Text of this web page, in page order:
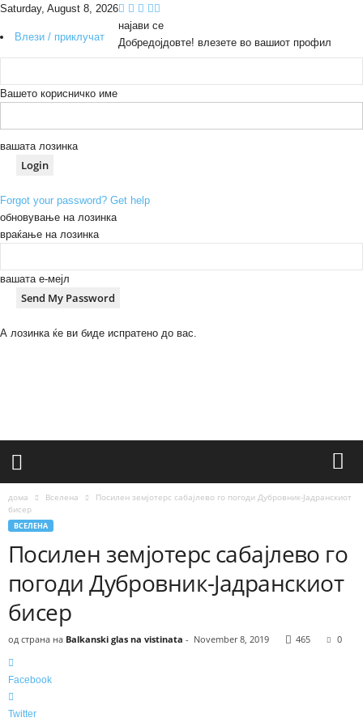
Saturday, August 8, 2026
Влези / приклучат
најави се
Добредојдовте! влезете во вашиот профил
Вашето корисничко име
вашата лозинка
Forgot your password? Get help
обновување на лозинка
враќање на лозинка
вашата е-мејл
А лозинка ќе ви биде испратено до вас.
n
дома Вселена
Посилен земјотерс сабајлево го погоди Дубровник-Јадранскиот
бисер
ВСЕЛЕНА
Посилен земјотерс сабајлево го
погоди Дубровник-Јадранскиот
бисер
од страна на Balkanski glas na vistinata - November 8, 2019 465 0
Facebook
Twitter